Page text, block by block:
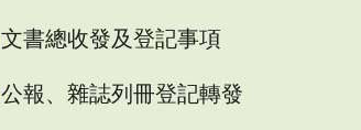
文書總收發及登記事項
公報、雜誌列冊登記轉發